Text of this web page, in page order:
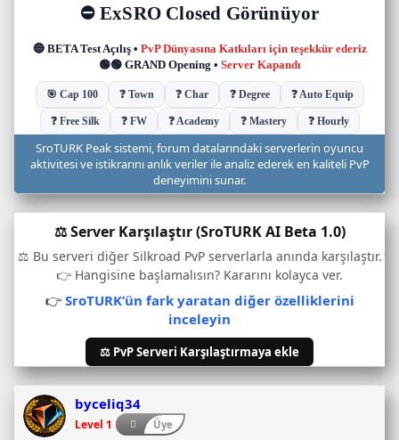
u
m
v
e
n
y
u
n
c
SroTURK Peak sistemi, forum datalarındaki serverlerin oyuncu
aktivitesi ve istikrarını anlık veriler ile analiz ederek en kaliteli PvP
deneyimini sunar.
⚖️ Server Karşılaştır (SroTURK AI Beta 1.0)
⚖️ Bu serveri diğer Silkroad PvP serverlarla anında karşılaştır.
👉 Hangisine başlamalısın? Kararını kolayca ver.
👉 SroTURK’ün fark yaratan diğer özelliklerini
inceleyin
⚖️ PvP Serveri Karşılaştırmaya ekle
byceliq34
Level 1 Üye